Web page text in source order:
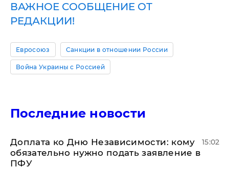
ВАЖНОЕ СООБЩЕНИЕ ОТ
РЕДАКЦИИ!
Евросоюз Санкции в отношении России
Война Украины с Россией
Последние новости
Доплата ко Дню Независимости: кому
обязательно нужно подать заявление в
ПФУ
15:02